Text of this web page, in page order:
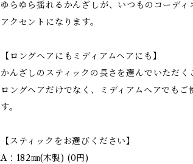
ゆらゆら揺れるかんざしが、いつものコーディ
アクセントになります。
【ロングヘアにもミディアムヘアにも】
かんざしのスティックの長さを選んでいただく
ロングヘアだけでなく、ミディアムヘアでもご
す。
【スティックをお選びください】
A：182㎜(木製) (0円)